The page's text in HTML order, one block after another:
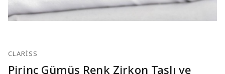
CLARISS
Pirinç Gümüş Renk Zirkon Taşlı ve